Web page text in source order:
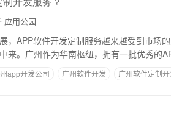
开发服务？
应用公园
，APP软件开发定制服务越来越受到市场
来。广州作为华南枢纽，拥有一批优秀的
app开发公司 广州软件开发 广州软件定制开